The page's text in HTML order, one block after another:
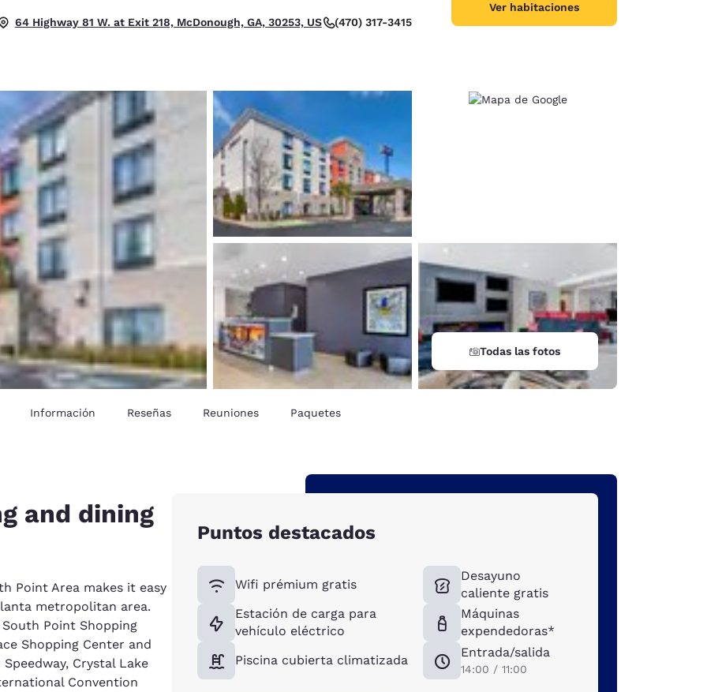
Germany
English Español
Français
France
English
Italia Italy
India
English
New Zealand
bueno.
64 Highway 81 W. at Exit 218, McDonough, GA, 30253, US (470) 317-3415
Ver habitaciones
Todas las fotos
Información Reseñas Reuniones Paquetes
and dining
Point Area makes it easy
metropolitan area.
Point Shopping
Shopping Center and
Crystal Lake
Convention
Puntos destacados
Wifi prémium gratis
Estación de carga para
vehículo eléctrico
Piscina cubierta climatizada
Desayuno
caliente gratis
Máquinas
expendedoras*
Entrada/salida
14:00 / 11:00